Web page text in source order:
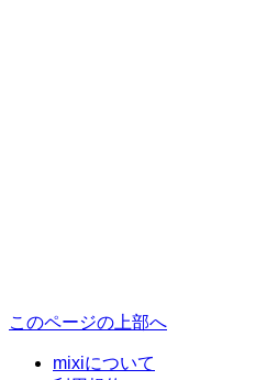
このページの上部へ
mixiについて